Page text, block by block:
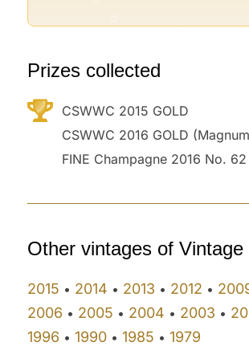
°
Prizes collected
CSWWC 2015 GOLD
CSWWC 2016 GOLD
FINE Champagne 2016 No. 62
Other vintages of Vintage
2015 • 2014 • 2013 • 2012 •
2006 • 2005 • 2004 • 2003 •
1996 •1990 •1985 •1979